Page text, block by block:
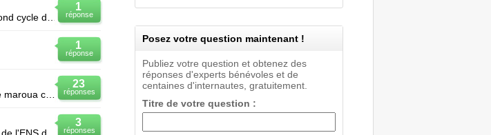
1
réponse
1
réponse
23
réponses
Comment entrer en contact des anciennes epreuves de l'ens de maroua cycle 1?
3
réponses
Posez votre question maintenant !
Publiez votre question et obtenez des
réponses d'experts bénévoles et de
centaines d'internautes, gratuitement.
Titre de votre question :